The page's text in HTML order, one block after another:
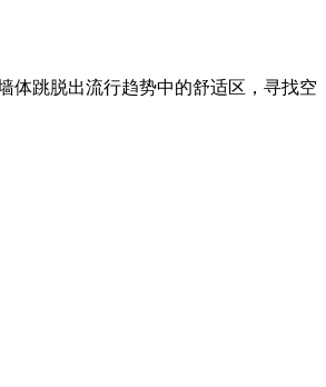
体跳脱出流行趋势中的舒适区，寻找空